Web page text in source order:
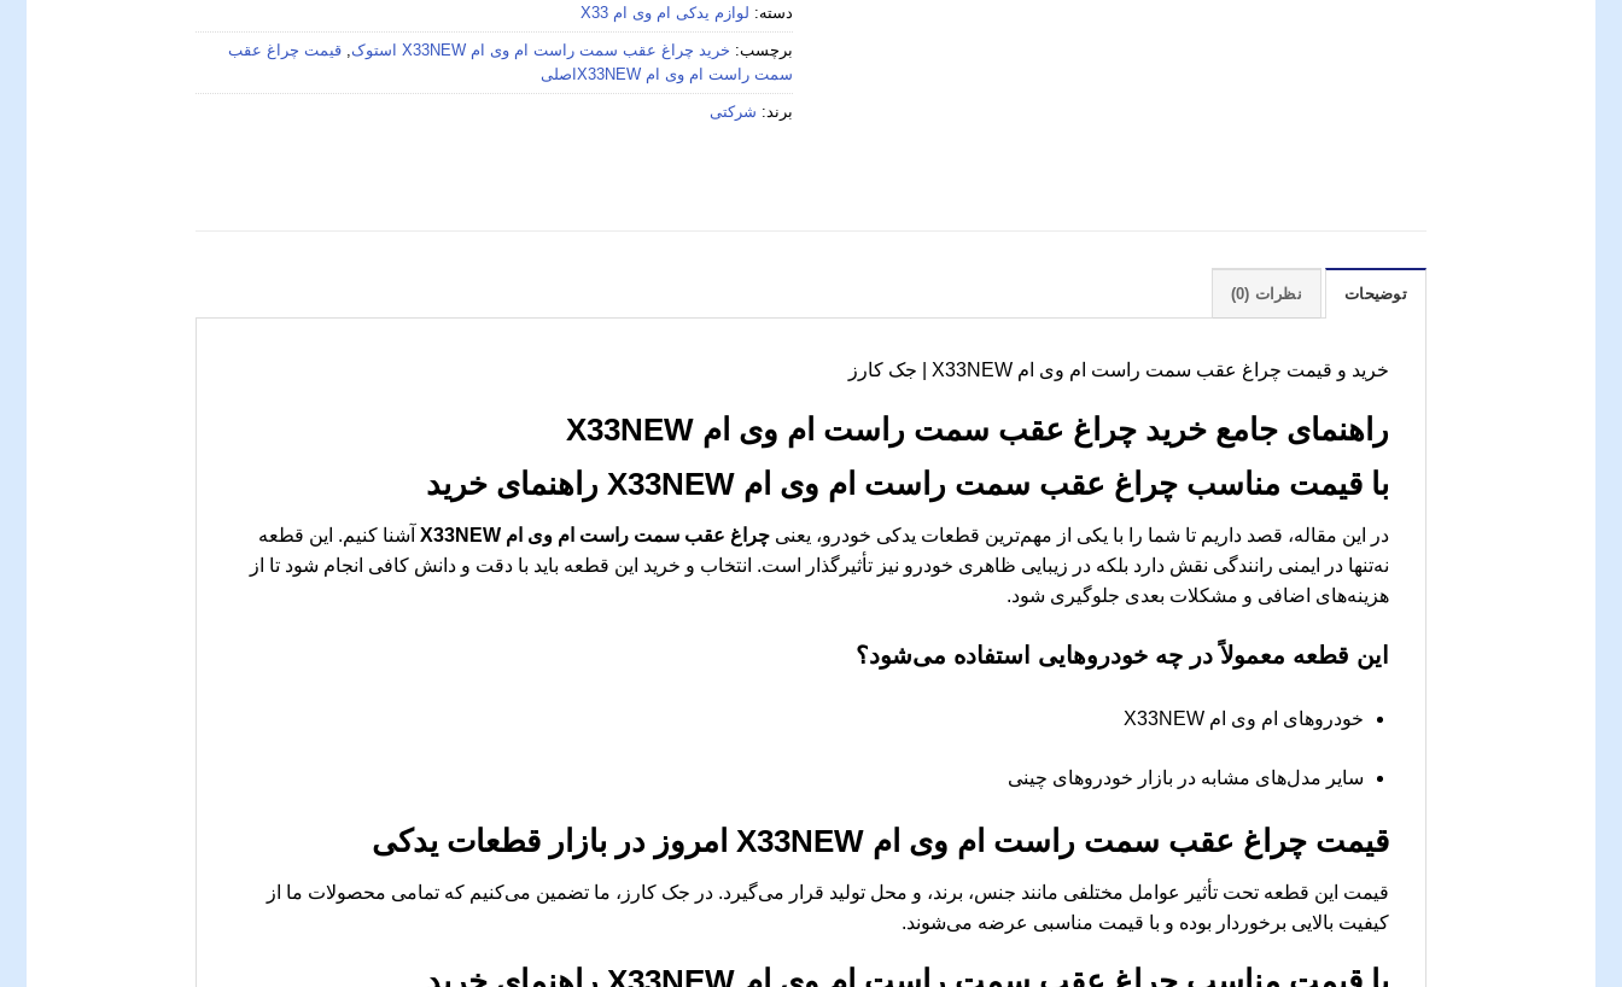
دسته: لوازم یدکی ام وی ام X33
برچسب: خرید چراغ عقب سمت راست ام وی ام X33NEW استوک
قیمت چراغ عقب
سمت راست ام وی ام X33NEWاصلی
برند: شرکتی
توضیحات نظرات (0)
خرید و قیمت چراغ عقب سمت راست ام وی ام X33NEW | جک کارز
راهنمای جامع خرید چراغ عقب سمت راست ام وی ام X33NEW
با قیمت مناسب چراغ عقب سمت راست ام وی ام X33NEW راهنمای خرید
در این مقاله، قصد داریم تا شما را با یکی از مهم‌ترین قطعات یدکی خودرو، یعنی چراغ عقب سمت راست ام وی ام X33NEW
آشنا کنیم. این قطعه
نه‌تنها در ایمنی رانندگی نقش دارد بلکه در زیبایی ظاهری خودرو نیز تأثیرگذار است. انتخاب و خرید این قطعه باید با دقت و دانش کافی انجام شود تا از
هزینه‌های اضافی و مشکلات بعدی جلوگیری شود.
این قطعه معمولاً در چه خودروهایی استفاده می‌شود؟
خودروهای ام وی ام X33NEW
سایر مدل‌های مشابه در بازار خودروهای چینی
قیمت چراغ عقب سمت راست ام وی ام X33NEW امروز در بازار قطعات یدکی
قیمت این قطعه تحت تأثیر عوامل مختلفی مانند جنس، برند، و محل تولید قرار می‌گیرد. در جک کارز، ما تضمین می‌کنیم که تمامی محصولات ما از
کیفیت بالایی برخوردار بوده و با قیمت مناسبی عرضه می‌شوند.